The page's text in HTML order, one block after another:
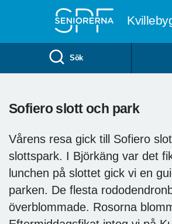
Sök
Sofiero slott och park
Vårens resa gick till Sofiero
slottspark. I Björkäng var det
lunchen på slottet gick vi en
parken. De flesta
överblommade. Rosorna